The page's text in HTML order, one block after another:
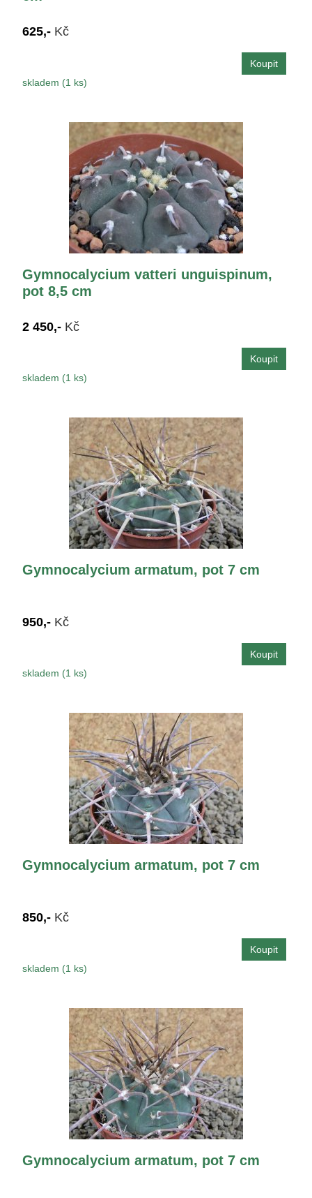
625,- Kč
skladem (1 ks)
Gymnocalycium vatteri unguispinum,
pot 8,5 cm
2 450,- Kč
skladem (1 ks)
Gymnocalycium armatum, pot 7 cm
950,- Kč
skladem (1 ks)
Gymnocalycium armatum, pot 7 cm
850,- Kč
skladem (1 ks)
Gymnocalycium armatum, pot 7 cm